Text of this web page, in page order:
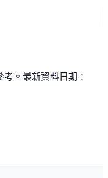
。最新資料日期：